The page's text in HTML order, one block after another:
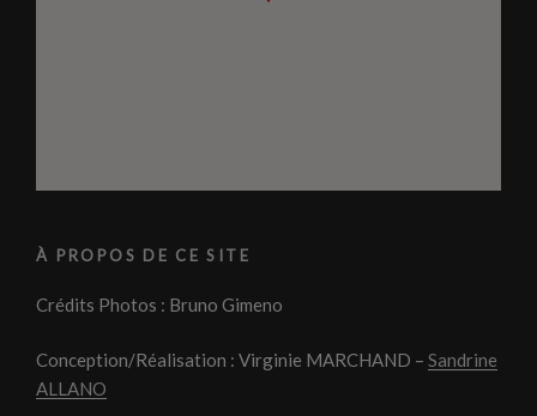
À PROPOS DE CE SITE
Crédits Photos : Bruno Gimeno
Conception/Réalisation : Virginie MARCHAND – Sandrine
ALLANO